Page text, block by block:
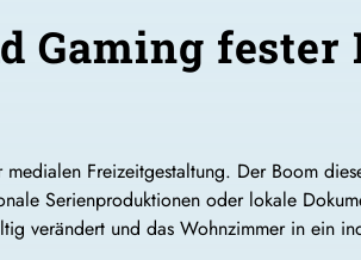
Gaming fester
Freizeitgestaltung. Der Boom
Serienproduktionen oder lokale
verändert und das Wohnzimmer in ein